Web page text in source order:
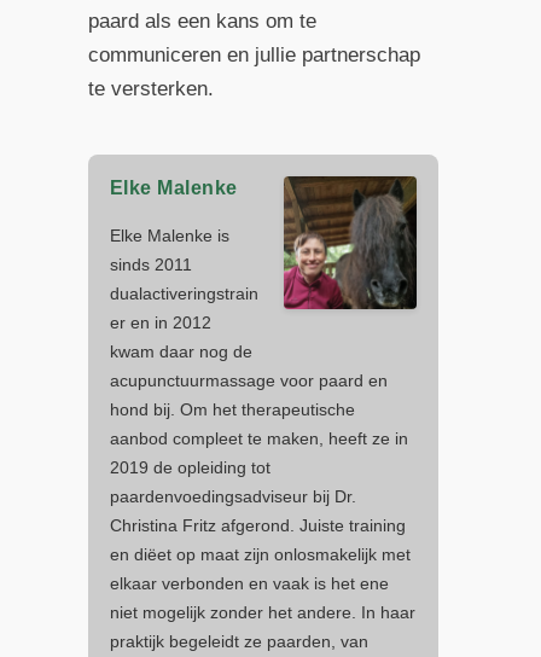
paard als een kans om te
communiceren en jullie partnerschap
te versterken.
Elke Malenke
Elke Malenke is
sinds 2011
dualactiveringstrain
er en in 2012
kwam daar nog de
acupunctuurmassage voor paard en
hond bij. Om het therapeutische
aanbod compleet te maken, heeft ze in
2019 de opleiding tot
paardenvoedingsadviseur bij Dr.
Christina Fritz afgerond. Juiste training
en diëet op maat zijn onlosmakelijk met
elkaar verbonden en vaak is het ene
niet mogelijk zonder het andere. In haar
praktijk begeleidt ze paarden, van